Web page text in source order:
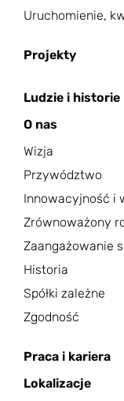
Uruchomienie,
Projekty
Ludzie i historie
O nas
Wizja
Przywództwo
Innowacyjność i
Zrównoważony
Zaangażowanie
Historia
Spółki zależne
Zgodność
Praca i kariera
Lokalizacje